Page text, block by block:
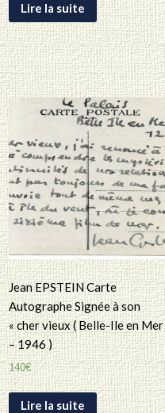
Lire la suite
Jean EPSTEIN Carte
Autographe Signée à son
« cher vieux ( Belle-Ile en Mer
– 1946 )
140€
Lire la suite